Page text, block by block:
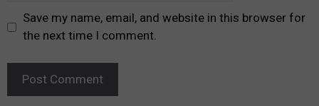
Save my name, email, and website in this browser for
the next time I comment.